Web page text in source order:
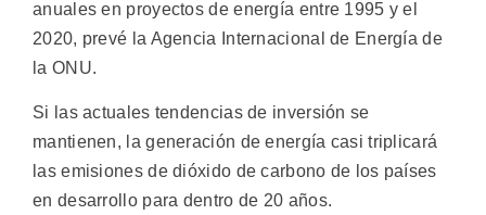
anuales en proyectos de energía entre 1995 y el
2020, prevé la Agencia Internacional de Energía de
la ONU.
Si las actuales tendencias de inversión se
mantienen, la generación de energía casi triplicará
las emisiones de dióxido de carbono de los países
en desarrollo para dentro de 20 años.